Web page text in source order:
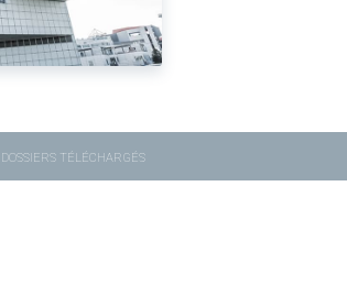
DOSSIERS TÉLÉCHARGÉS